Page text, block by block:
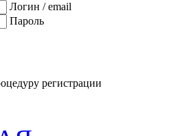
Логин / email
Пароль
регистрации